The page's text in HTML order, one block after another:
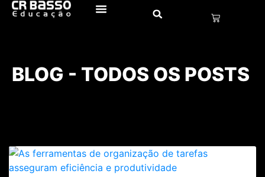
BLOG - TODOS OS POSTS